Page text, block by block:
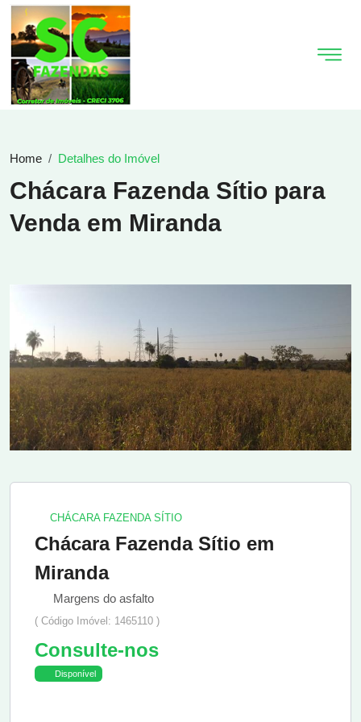
Home Detalhes do Imóvel
Chácara Fazenda Sítio para
Venda em Miranda
CHÁCARA FAZENDA SÍTIO
Chácara Fazenda Sítio em
Miranda
Margens do asfalto
( Código Imóvel: 1465110 )
Consulte-nos
Disponível